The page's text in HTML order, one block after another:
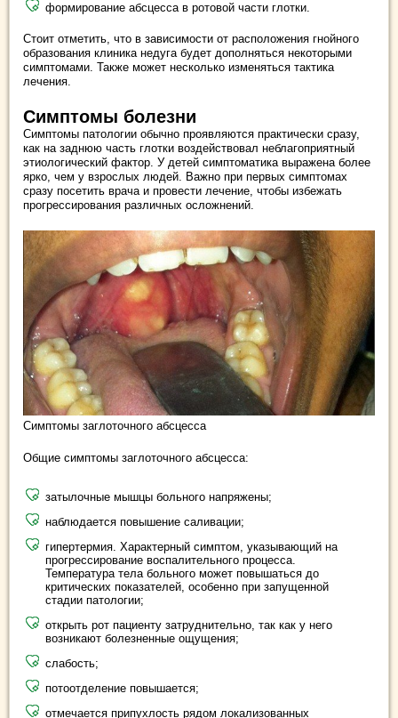
формирование абсцесса в ротовой части глотки.
Стоит отметить, что в зависимости от расположения гнойного
образования клиника недуга будет дополняться некоторыми
симптомами. Также может несколько изменяться тактика
лечения.
Симптомы болезни
Симптомы патологии обычно проявляются практически сразу,
как на заднюю часть глотки воздействовал неблагоприятный
этиологический фактор. У детей симптоматика выражена более
ярко, чем у взрослых людей. Важно при первых симптомах
сразу посетить врача и провести лечение, чтобы избежать
прогрессирования различных осложнений.
Симптомы заглоточного абсцесса
Общие симптомы заглоточного абсцесса:
затылочные мышцы больного напряжены;
наблюдается повышение саливации;
гипертермия. Характерный симптом, указывающий на
прогрессирование воспалительного процесса.
Температура тела больного может повышаться до
критических показателей, особенно при запущенной
стадии патологии;
открыть рот пациенту затруднительно, так как у него
возникают болезненные ощущения;
слабость;
потоотделение повышается;
отмечается припухлость рядом локализованных